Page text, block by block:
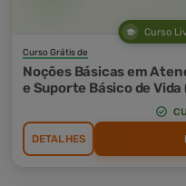
Curso
Curso Grátis de
Noções Básicas em
e Suporte Básico de Vida
DETALHES